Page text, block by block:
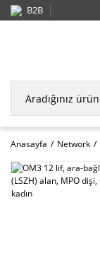
B2B
Anasayfa Network